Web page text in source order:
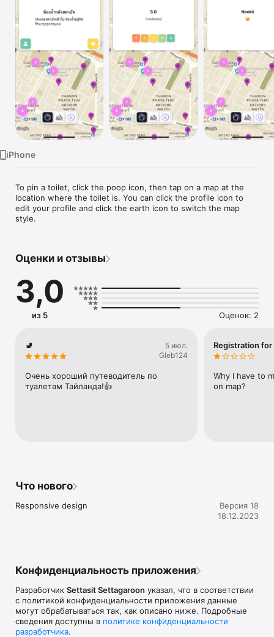
iPhone
To pin a toilet, click the poop icon, then tap on a map at the
location where the toilet is. You can click the profile icon to
edit your profile and click the earth icon to switch the map
style.
Оценки и отзывы
3,0
из 5 Оценок: 2
🚽
5 июл.
Gleb124
Очень хороший путеводитель по
туалетам Тайланда!👍
Registration
Why I have to
on map?
Что нового
Responsive design
Версия 18
18.12.2023
Конфиденциальность приложения
Разработчик Settasit Settagaroon указал, что в соответствии
с политикой конфиденциальности приложения данные
могут обрабатываться так, как описано ниже. Подробные
сведения доступны в политике конфиденциальности
разработчика.